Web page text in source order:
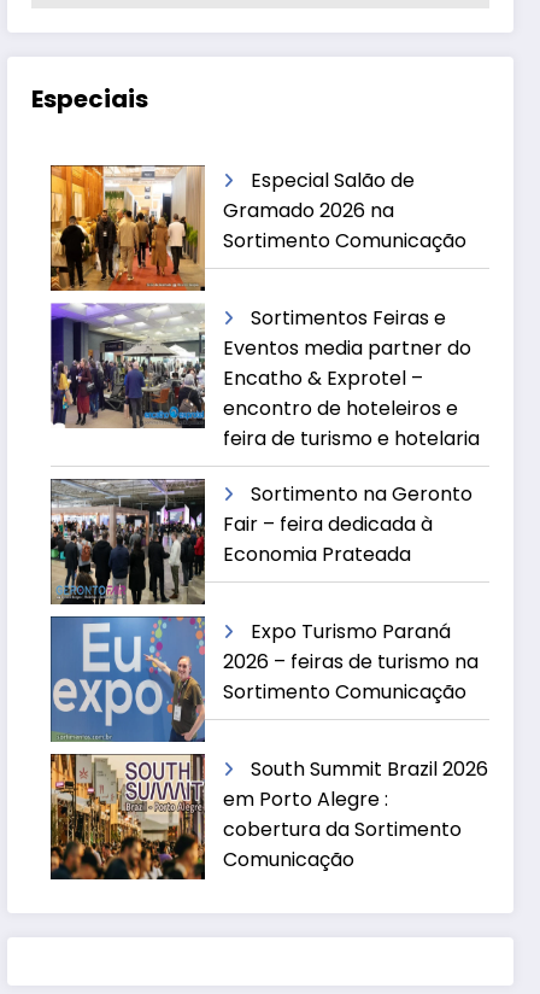
Especiais
Especial Salão de
Gramado 2026 na
Sortimento Comunicação
Sortimentos Feiras e
Eventos media partner do
Encatho & Exprotel –
encontro de hoteleiros e
feira de turismo e hotelaria
Sortimento na Geronto
Fair – feira dedicada à
Economia Prateada
Expo Turismo Paraná
2026 – feiras de turismo na
Sortimento Comunicação
South Summit Brazil 2026
em Porto Alegre :
cobertura da Sortimento
Comunicação